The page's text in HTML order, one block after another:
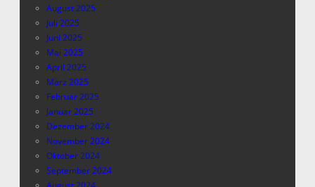
August 2025
Juli 2025
Juni 2025
Mai 2025
April 2025
März 2025
Februar 2025
Januar 2025
Dezember 2024
November 2024
Oktober 2024
September 2024